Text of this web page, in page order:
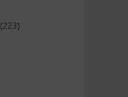
(223)